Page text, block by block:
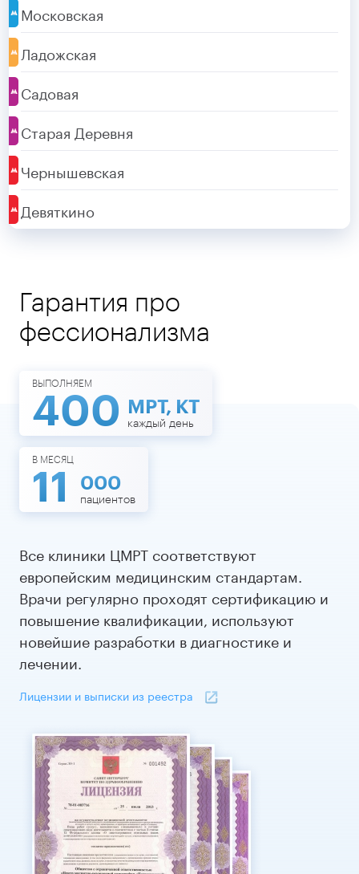
Московская
Ладожская
Садовая
Старая Деревня
Чернышевская
Девяткино
Гарантия про
фессионализма
ВЫПОЛНЯЕМ
400 МРТ, КТ
каждый день
В МЕСЯЦ
11 000
пациентов
Все клиники ЦМРТ соответствуют
европейским медицинским стандартам.
Врачи регулярно проходят сертификацию и
повышение квалификации, используют
новейшие разработки в диагностике и
лечении.
Лицензии и выписки из реестра